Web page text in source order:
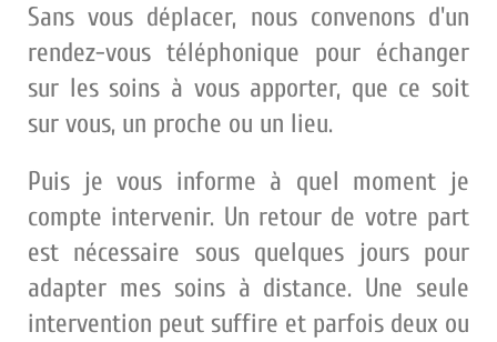
Sans vous déplacer, nous convenons d'un
rendez-vous téléphonique pour échanger
sur les soins à vous apporter, que ce soit
sur vous, un proche ou un lieu.
Puis je vous informe à quel moment je
compte intervenir. Un retour de votre part
est nécessaire sous quelques jours pour
adapter mes soins à distance. Une seule
intervention peut suffire et parfois deux ou